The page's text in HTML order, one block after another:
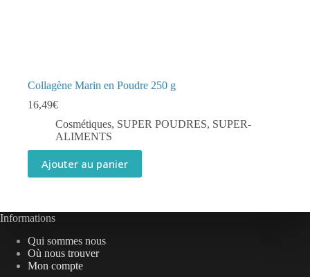
Collagène Marin en Poudre 250 g
16,49€
Cosmétiques, SUPER POUDRES, SUPER-
ALIMENTS
Ajouter au panier
Informations
Qui sommes nous
Où nous trouver
Mon compte